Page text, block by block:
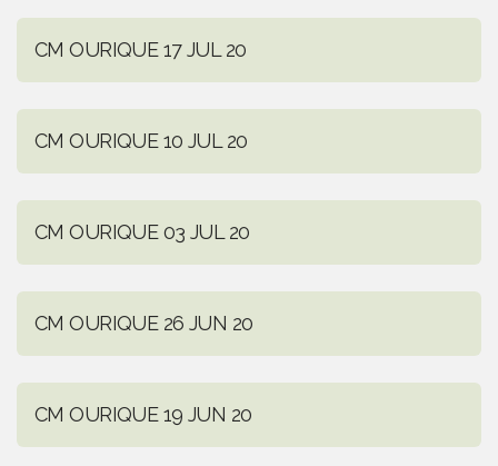
CM OURIQUE 17 JUL 20
CM OURIQUE 10 JUL 20
CM OURIQUE 03 JUL 20
CM OURIQUE 26 JUN 20
CM OURIQUE 19 JUN 20